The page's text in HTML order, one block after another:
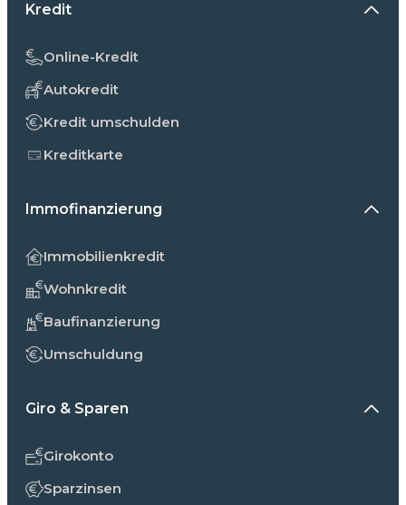
Kredit
Online-Kredit
Autokredit
Kredit umschulden
Kreditkarte
Immofinanzierung
Immobilienkredit
Wohnkredit
Baufinanzierung
Umschuldung
Giro & Sparen
Girokonto
Sparzinsen